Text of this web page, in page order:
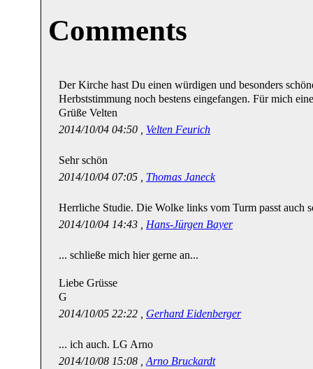
Comments
Der Kirche hast Du einen würdigen und besonders
Herbststimmung noch bestens eingefangen. Für mich
Grüße Velten
2014/10/04 04:50 , Velten Feurich
Sehr schön
2014/10/04 07:05 , Thomas Janeck
Herrliche Studie. Die Wolke links vom Turm passt auch
2014/10/04 14:43 , Hans-Jürgen Bayer
... schließe mich hier gerne an...
Liebe Grüsse
G
2014/10/05 22:22 , Gerhard Eidenberger
... ich auch. LG Arno
2014/10/08 15:08 , Arno Bruckardt